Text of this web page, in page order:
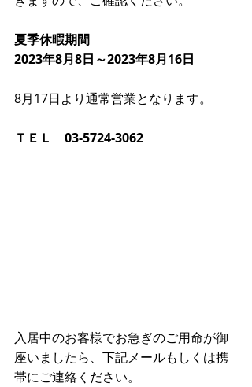
夏季休暇期間
2023年8月8日～2023年8月16日
8月17日より通常営業となります。
ＴＥＬ　03-5724-3062
入居中のお客様でお急ぎのご用命が御
座いましたら、下記メールもしくは携
帯にご連絡ください。